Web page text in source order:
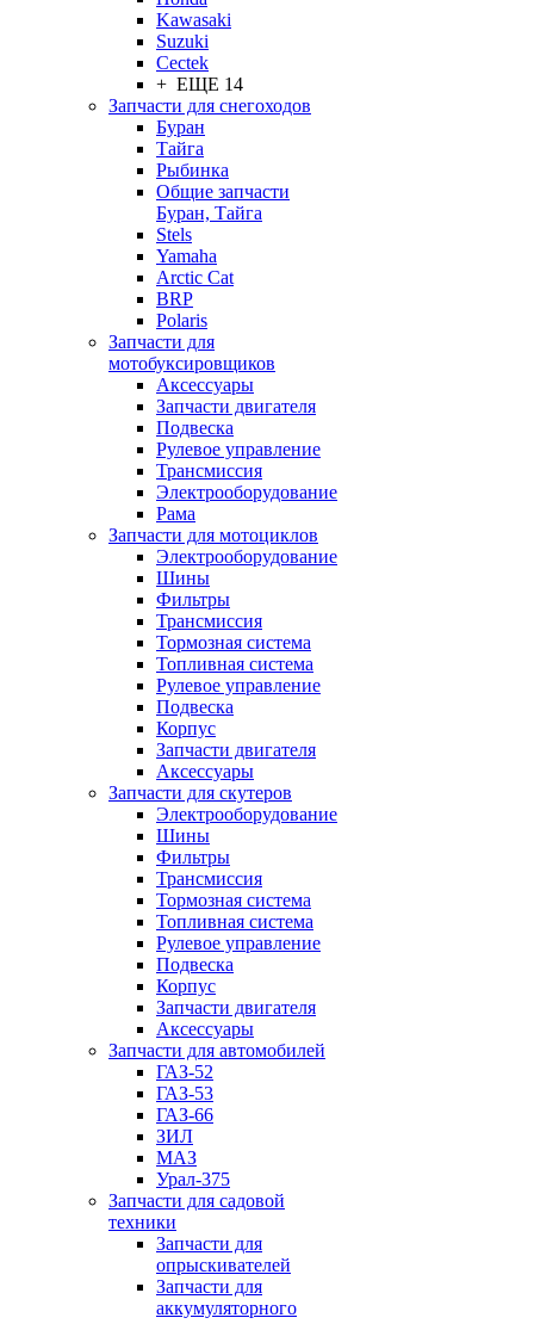
Kawasaki
Suzuki
Cectek
+ ЕЩЕ 14
Запчасти для снегоходов
Буран
Тайга
Рыбинка
Общие запчасти
Буран, Тайга
Stels
Yamaha
Arctic Cat
BRP
Polaris
Запчасти для
мотобуксировщиков
Аксессуары
Запчасти двигателя
Подвеска
Рулевое управление
Трансмиссия
Электрооборудование
Рама
Запчасти для мотоциклов
Электрооборудование
Шины
Фильтры
Трансмиссия
Тормозная система
Топливная система
Рулевое управление
Подвеска
Корпус
Запчасти двигателя
Аксессуары
Запчасти для скутеров
Электрооборудование
Шины
Фильтры
Трансмиссия
Тормозная система
Топливная система
Рулевое управление
Подвеска
Корпус
Запчасти двигателя
Аксессуары
Запчасти для автомобилей
ГАЗ-52
ГАЗ-53
ГАЗ-66
ЗИЛ
МАЗ
Урал-375
Запчасти для садовой
техники
Запчасти для
опрыскивателей
Запчасти для
аккумуляторного